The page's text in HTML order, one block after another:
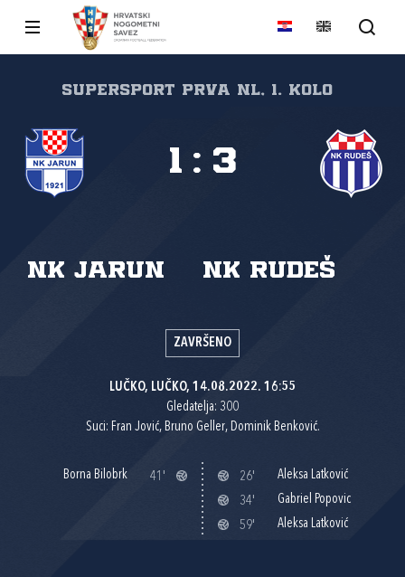
SuperSport Prva NL, 1. kolo
NK Jarun NK Rudeš
1 : 3
ZAVRŠENO
LUČKO, LUČKO, 14.08.2022. 16:55
Gledatelja: 300
Suci: Fran Jović, Bruno Geller, Dominik Benković.
Borna Bilobrk 41' 26'
Aleksa Latković
34'
Gabriel Popovic
59'
Aleksa Latković